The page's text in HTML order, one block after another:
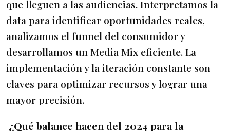
que lleguen a las audiencias. Interpretamos la
data para identificar oportunidades reales,
analizamos el funnel del consumidor y
desarrollamos un Media Mix eficiente. La
implementación y la iteración constante son
claves para optimizar recursos y lograr una
mayor precisión.
¿Qué balance hacen del 2024 para la